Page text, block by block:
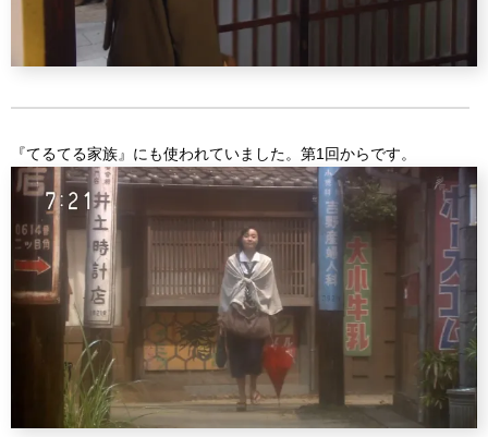
『てるてる家族』にも使われていました。第1回からです。